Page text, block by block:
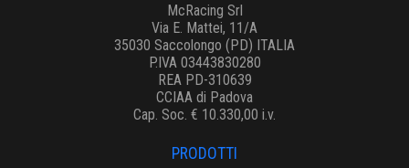
McRacing Srl
Via E. Mattei, 11/A
35030 Saccolongo (PD) ITALIA
P.IVA 03443830280
REA PD-310639
CCIAA di Padova
Cap. Soc. € 10.330,00 i.v.
PRODOTTI